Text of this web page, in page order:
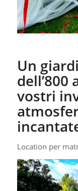
Un
dell’800
vostri
Location per